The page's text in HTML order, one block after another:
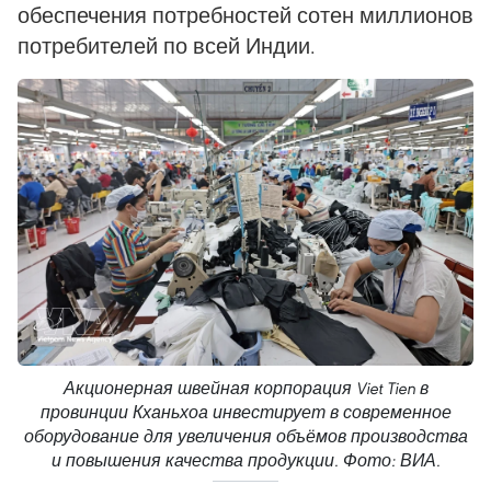
обеспечения потребностей сотен миллионов
потребителей по всей Индии.
Акционерная швейная корпорация Viet Tien в
провинции Кханьхоа инвестирует в современное
оборудование для увеличения объёмов производства
и повышения качества продукции. Фото: ВИА.